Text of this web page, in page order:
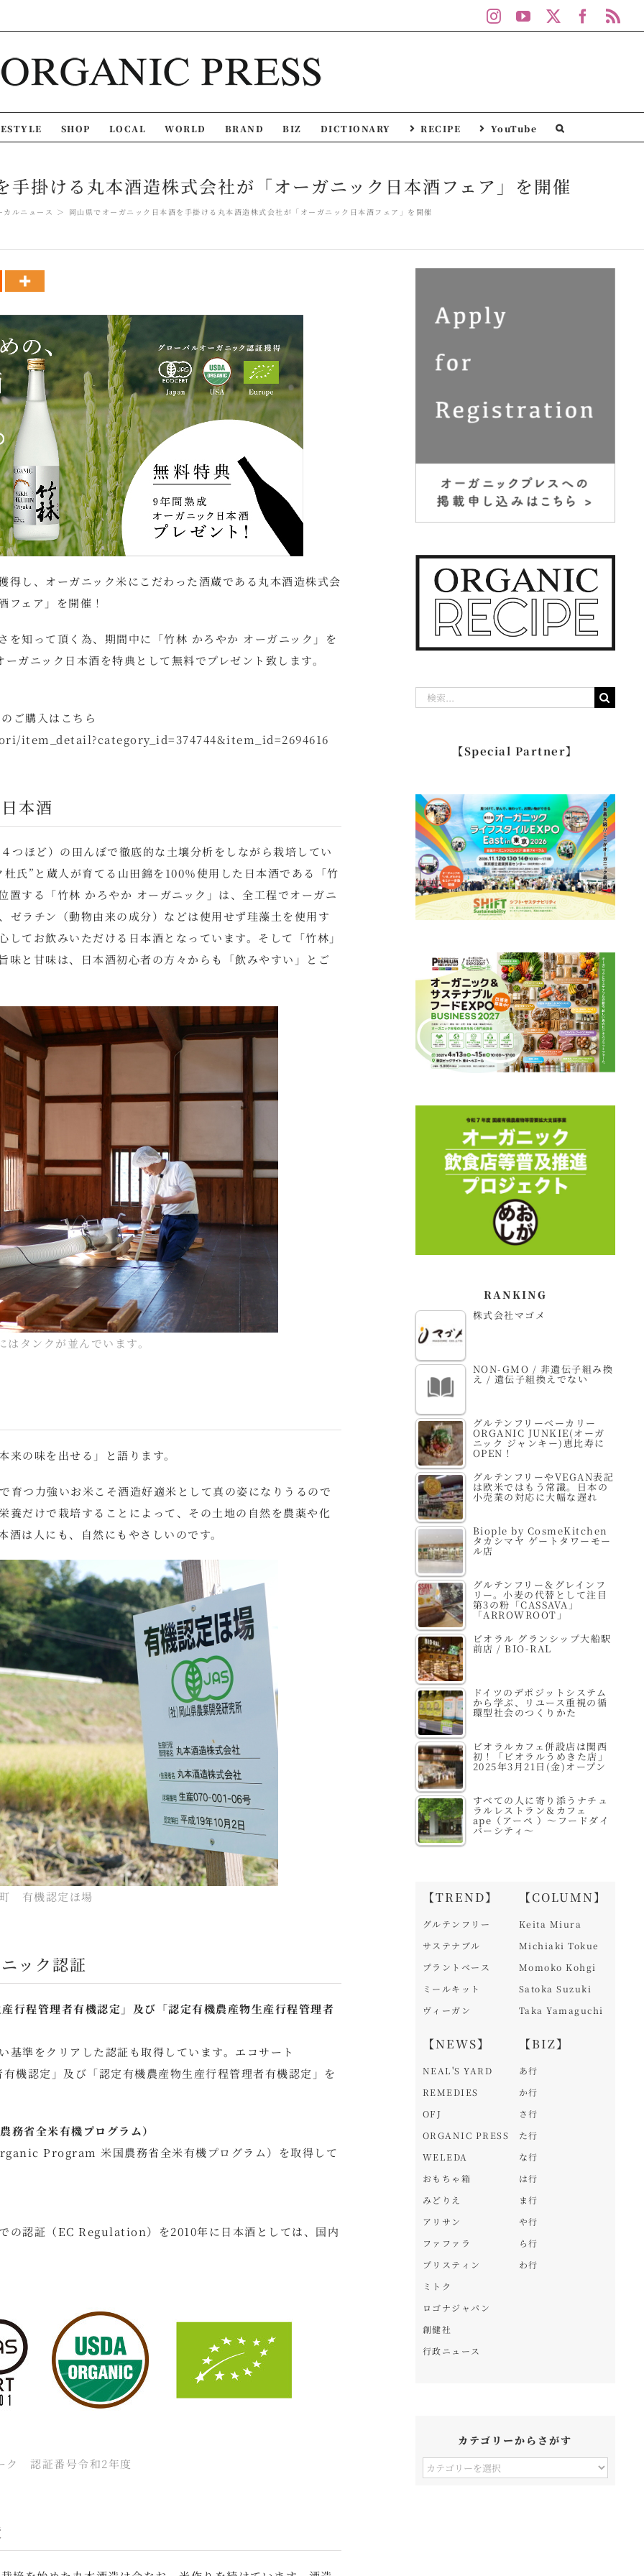
InstagramYouTube
SHOP LOCAL WORLD BRAND BIZ DICTIONARY RECIPE YouTube
手掛ける丸本酒造株式会社が「オーガニック日本酒フェア」を開催
カルニュース 岡山県でオーガニック日本酒を手掛ける丸本酒造株式会社が「オーガニック日本酒フェア」を開催
得し、オーガニック米にこだわった酒蔵である丸本酒造株式会
フェア」を開催！
を知って頂く為、期間中に「竹林 かろやか オーガニック」を
ガニック日本酒を特典として無料でプレゼント致します。
ご購入はこちら
本酒
つほど）の田んぼで徹底的な土壌分析をしながら栽培してい
氏”と蔵人が育てる山田錦を100％使用した日本酒である「竹
置する「竹林 かろやか オーガニック」は、全工程でオーガニ
ゼラチン（動物由来の成分）などは使用せず珪藻土を使用す
てお飲みいただける日本酒となっています。そして「竹林」
味と甘味は、日本酒初心者の方々からも「飲みやすい」とご
タンクが並んでいます。
の味を出せる」と語ります。
育つ力強いお米こそ酒造好適米として真の姿になりうるので
養だけで栽培することによって、その土地の自然を農薬や化
は人にも、自然にもやさしいのです。
有機認定ほ場
ック認証
行程管理者有機認定」及び「認定有機農産物生産行程管理者
準をクリアした認証も取得しています。エコサート
機認定」及び「認定有機農産物生産行程管理者有機認定」を
省全米有機プログラム）
Program 米国農務省全米有機プログラム）を取得して
の認証（EC Regulation）を2010年に日本酒としては、国内
ク 認証番号令和2年度
【Special Partner】
RANKING
株式会社マゴメ
NON-GMO / 非遺伝子組み換
え / 遺伝子組換えでない
グルテンフリーベーカリー
ORGANIC JUNKIE(オーガ
ニック ジャンキー)恵比寿に
OPEN！
グルテンフリーやVEGAN表記
は欧米ではもう常識。日本の
小売業の対応に大幅な遅れ
Biople by CosmeKitchen
タカシマヤ ゲートタワーモー
ル店
グルテンフリー＆グレインフ
リー。小麦の代替として注目
第3の粉「CASSAVA」
「ARROWROOT」
ビオラル グランシップ大船駅
前店 / BIO-RAL
ドイツのデポジットシステム
から学ぶ、リユース重視の循
環型社会のつくりかた
ビオラルカフェ併設店は関西
初！「ビオラルうめきた店」
2025年3月21日(金)オープン
すべての人に寄り添うナチュ
ラルレストラン＆カフェ
ape（アーペ ）～フードダイ
バーシティ～
【TREND】
グルテンフリー
サステナブル
プラントベース
ミールキット
ヴィーガン
【NEWS】
NEAL'S YARD
REMEDIES
OFJ
ORGANIC PRESS
WELEDA
おもちゃ箱
みどりえ
アリサン
ファファラ
プリスティン
ミトク
ロゴナジャパン
創健社
行政ニュース
【COLUMN】
Keita Miura
Michiaki Tokue
Momoko Kohgi
Satoka Suzuki
Taka Yamaguchi
【BIZ】
あ行
か行
さ行
た行
な行
は行
ま行
や行
ら行
わ行
カテゴリーからさがす
カ